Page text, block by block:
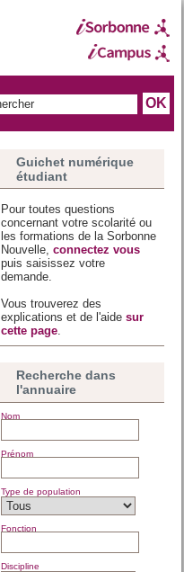
Guichet numérique
étudiant
Pour toutes questions
concernant votre scolarité ou
les formations de la Sorbonne
Nouvelle, connectez vous
puis saisissez votre
demande.
Vous trouverez des
explications et de l'aide sur
cette page.
Recherche dans
l'annuaire
Nom
Prénom
Type de population
Fonction
Discipline